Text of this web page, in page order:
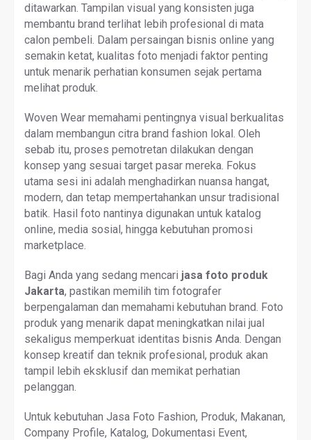
ditawarkan. Tampilan visual yang konsisten juga
membantu brand terlihat lebih profesional di mata
calon pembeli. Dalam persaingan bisnis online yang
semakin ketat, kualitas foto menjadi faktor penting
untuk menarik perhatian konsumen sejak pertama
melihat produk.
Woven Wear memahami pentingnya visual berkualitas
dalam membangun citra brand fashion lokal. Oleh
sebab itu, proses pemotretan dilakukan dengan
konsep yang sesuai target pasar mereka. Fokus
utama sesi ini adalah menghadirkan nuansa hangat,
modern, dan tetap mempertahankan unsur tradisional
batik. Hasil foto nantinya digunakan untuk katalog
online, media sosial, hingga kebutuhan promosi
marketplace.
Bagi Anda yang sedang mencari jasa foto produk
Jakarta, pastikan memilih tim fotografer
berpengalaman dan memahami kebutuhan brand. Foto
produk yang menarik dapat meningkatkan nilai jual
sekaligus memperkuat identitas bisnis Anda. Dengan
konsep kreatif dan teknik profesional, produk akan
tampil lebih eksklusif dan memikat perhatian
pelanggan.
Untuk kebutuhan Jasa Foto Fashion, Produk, Makanan,
Company Profile, Katalog, Dokumentasi Event,